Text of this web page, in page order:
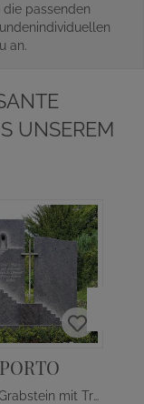
passenden
an.
UNSEREM
PORTO
Großer Grabstein mit Treppe & Kreuz